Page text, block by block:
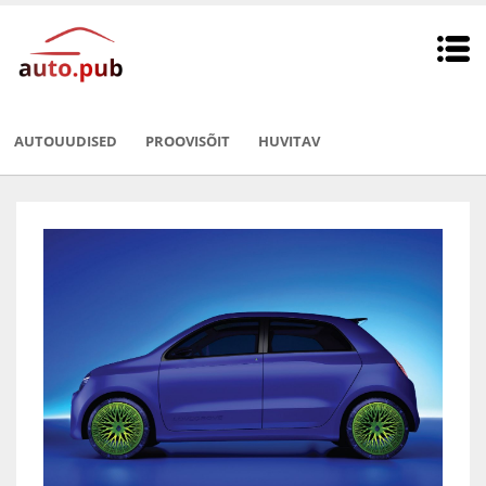
AUTOUUDISED PROOVISÕIT HUVITAV